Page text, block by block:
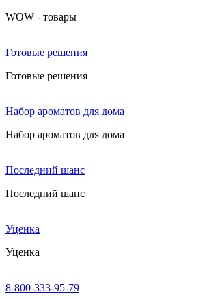
WOW - товары
Готовые решения
Готовые решения
Набор ароматов для дома
Набор ароматов для дома
Последний шанс
Последний шанс
Уценка
Уценка
8-800-333-95-79